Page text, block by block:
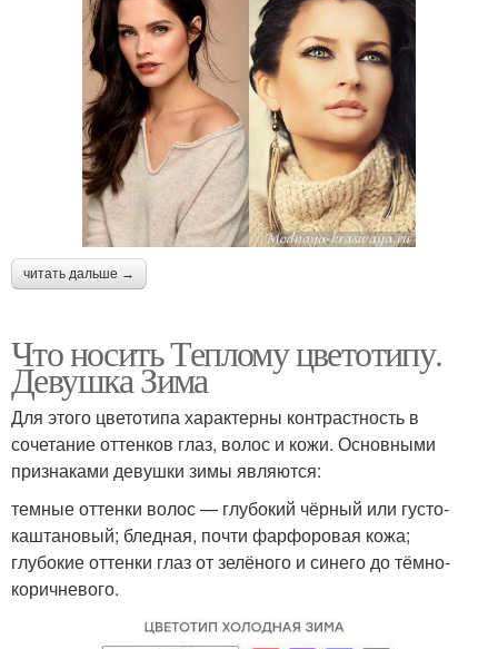
читать дальше →
Что носить Теплому цветотипу.
Девушка Зима
Для этого цветотипа характерны контрастность в
сочетание оттенков глаз, волос и кожи. Основными
признаками девушки зимы являются:
темные оттенки волос — глубокий чёрный или густо-
каштановый; бледная, почти фарфоровая кожа;
глубокие оттенки глаз от зелёного и синего до тёмно-
коричневого.